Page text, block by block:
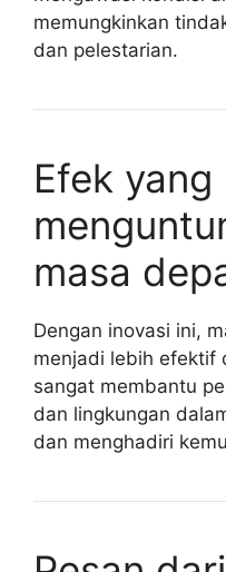
memungkinkan
dan pelestarian.
Efek yang
masa
Dengan inovasi ini,
menjadi lebih efektif
sangat membantu
dan lingkungan
dan menghadiri